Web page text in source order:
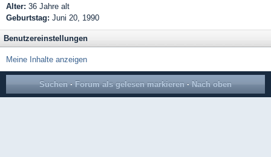
Alter: 36 Jahre alt
Geburtstag: Juni 20, 1990
Benutzereinstellungen
Meine Inhalte anzeigen
Suchen · Forum als gelesen markieren · Nach oben